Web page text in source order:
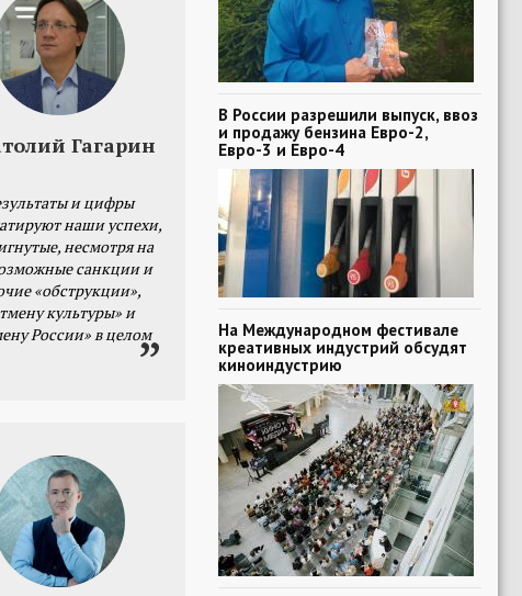
Гагарин
и цифры
наши успехи,
несмотря на
санкции и
«обструкции»,
культуры» и
России» в целом
В России разрешили выпуск, ввоз
и продажу бензина Евро-2,
Евро-3 и Евро-4
На Международном фестивале
креативных индустрий обсудят
киноиндустрию